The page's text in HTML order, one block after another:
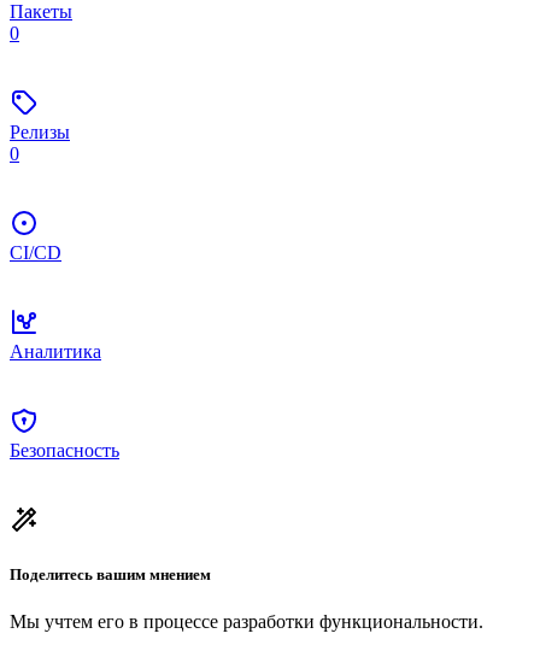
Пакеты
0
Релизы
0
CI/CD
Аналитика
Безопасность
Поделитесь вашим мнением
Мы учтем его в процессе разработки функциональности.